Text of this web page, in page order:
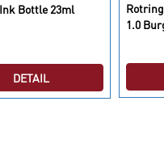
Bottle 23ml
DETAIL
1.0